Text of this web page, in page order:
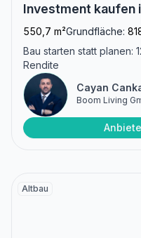
Investment kaufen
550,7 m²Grundfläche:
Bau starten statt planen:
Rendite
Cayan
Boom Living
Altbau